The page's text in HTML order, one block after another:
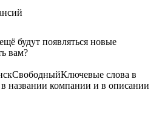
будут появляться новые
вам?
СвободныйКлючевые слова в
названии компании и в описании